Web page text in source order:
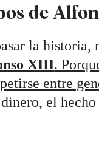
de
la historia,
XIII.
entre
el